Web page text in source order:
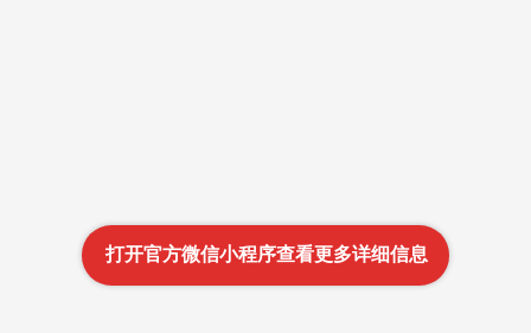
打开官方微信小程序查看更多详细信息